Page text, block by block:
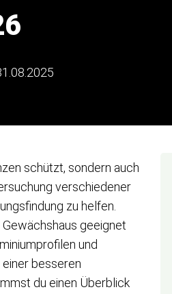
schützt, sondern auch
verschiedener
zu helfen.
geeignet
und
besseren
du einen Überblick